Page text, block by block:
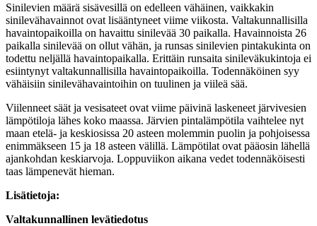
Sinilevien määrä sisävesillä on edelleen vähäinen, vaikkakin
sinilevähavainnot ovat lisääntyneet viime viikosta. Valtakunnallisilla
havaintopaikoilla on havaittu sinilevää 30 paikalla. Havainnoista 26
paikalla sinilevää on ollut vähän, ja runsas sinilevien pintakukinta on
todettu neljällä havaintopaikalla. Erittäin runsaita sinileväkukintoja ei
esiintynyt valtakunnallisilla havaintopaikoilla. Todennäköinen syy
vähäisiin sinilevähavaintoihin on tuulinen ja viileä sää.
Viilenneet säät ja vesisateet ovat viime päivinä laskeneet järvivesien
lämpötiloja lähes koko maassa. Järvien pintalämpötila vaihtelee nyt
maan etelä- ja keskiosissa 20 asteen molemmin puolin ja pohjoisessa
enimmäkseen 15 ja 18 asteen välillä. Lämpötilat ovat pääosin lähellä
ajankohdan keskiarvoja. Loppuviikon aikana vedet todennäköisesti
taas lämpenevät hieman.
Lisätietoja:
Valtakunnallinen levätiedotus